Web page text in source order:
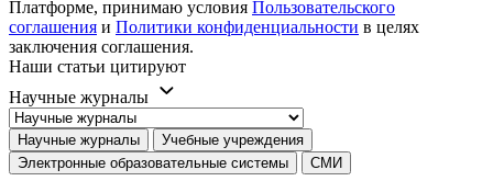
Платформе, принимаю условия Пользовательского
соглашения и Политики конфиденциальности в целях
заключения соглашения.
Наши статьи цитируют
Научные журналы
Научные журналы
Учебные учреждения
Электронные образовательные системы
СМИ